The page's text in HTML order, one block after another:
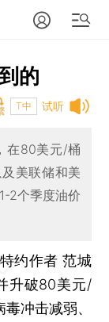
的
试听
T中
在80美元/桶
美联储和美
2个季度油价
约作者 范城
升破80美元/
冲击减弱、